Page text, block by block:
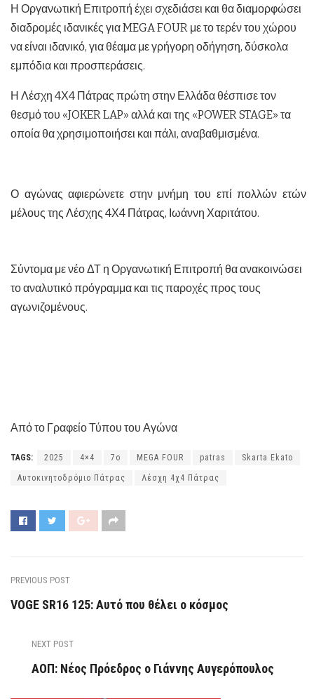
Η Οργανωτική Επιτροπή έχει σχεδιάσει και θα διαμορφώσει
διαδρομές ιδανικές για MEGA FOUR με το τερέν του χώρου
να είναι ιδανικό, για θέαμα με γρήγορη οδήγηση, δύσκολα
εμπόδια και προσπεράσεις.
Η Λέσχη 4Χ4 Πάτρας πρώτη στην Ελλάδα θέσπισε τον
θεσμό του «JOKER LAP» αλλά και της «POWER STAGE» τα
οποία θα χρησιμοποιήσει και πάλι, αναβαθμισμένα.
Ο αγώνας αφιερώνετε στην μνήμη του επί πολλών ετών
μέλους της Λέσχης 4Χ4 Πάτρας, Ιωάννη Χαριτάτου.
Σύντομα με νέο ΔΤ η Οργανωτική Επιτροπή θα ανακοινώσει
το αναλυτικό πρόγραμμα και τις παροχές προς τους
αγωνιζομένους.
Από το Γραφείο Τύπου του Αγώνα
TAGS: 2025 4×4 7o MEGA FOUR patras Skarta Ekato
Αυτοκινητοδρόμιο Πάτρας Λέσχη 4χ4 Πάτρας
PREVIOUS POST
VOGE SR16 125: Αυτό που θέλει ο κόσμος
NEXT POST
ΑΟΠ: Νέος Πρόεδρος ο Γιάννης Αυγερόπουλος